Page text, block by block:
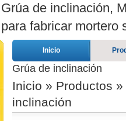
Grúa de inclinación,
para fabricar mortero
Inicio
Grúa de inclinación
Inicio » Productos »
inclinación